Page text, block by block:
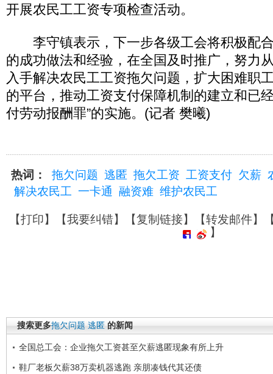
开展农民工工资专项检查活动。
李守镇表示，下一步各级工会将积极配
的成功做法和经验，在全国及时推广，努力
入手解决农民工工资拖欠问题，扩大困难职
的平台，推动工资支付保障机制的建立和已
付劳动报酬罪”的实施。(记者 樊曦)
热词： 拖欠问题 逃匿 拖欠工资 工资支付 欠薪
解决农民工 一卡通 融资难 维护农民工
【打印】【我要纠错】【复制链接】【转发邮件】
】
搜索更多拖欠问题 逃匿 的新闻
全国总工会：企业拖欠工资甚至欠薪逃匿现象有所上升
鞋厂老板欠薪38万卖机器逃跑 亲朋凑钱代其还债